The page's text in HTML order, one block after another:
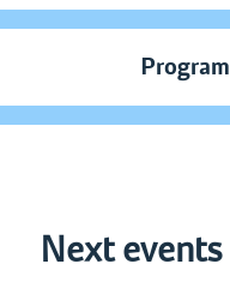
Program
Next events